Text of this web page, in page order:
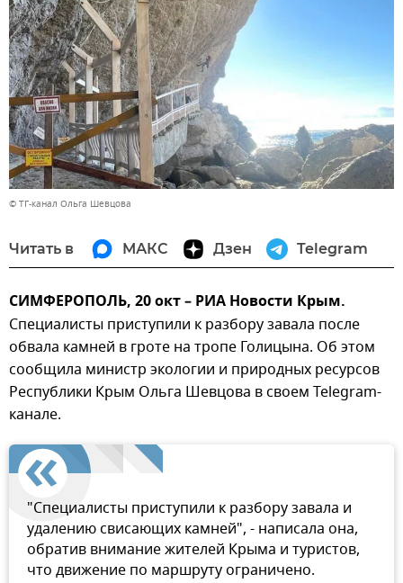
© ТГ-канал Ольга Шевцова
Читать в МАКС Дзен Telegram
СИМФЕРОПОЛЬ, 20 окт – РИА Новости Крым.
Специалисты приступили к разбору завала после
обвала камней в гроте на тропе Голицына. Об этом
сообщила министр экологии и природных ресурсов
Республики Крым Ольга Шевцова в своем Telegram-
канале.
"Специалисты приступили к разбору завала и
удалению свисающих камней", - написала она,
обратив внимание жителей Крыма и туристов,
что движение по маршруту ограничено.